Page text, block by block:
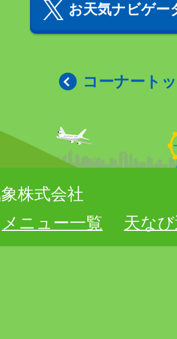
お天気ナビゲー
コーナート
株式会社
メニュー一覧
天な